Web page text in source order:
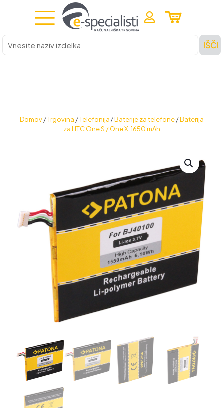
Vnesite
naziv
izdelka
IŠČI
Domov /Trgovina /Telefonija /Baterije za telefone /Baterija
za HTC One S / One X, 1650 mAh